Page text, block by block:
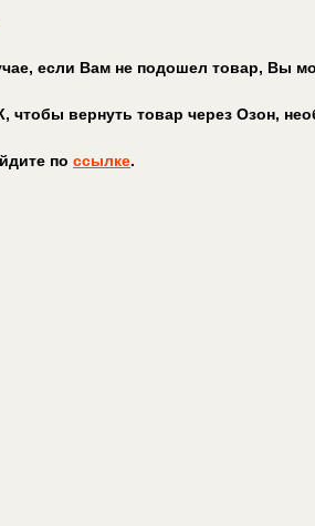
если Вам не подошел товар, Вы
чтобы вернуть товар через Озон,
по ссылке.